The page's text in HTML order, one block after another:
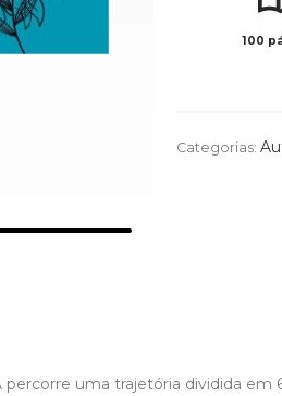
100
Categorias:
percorre uma trajetória dividida em